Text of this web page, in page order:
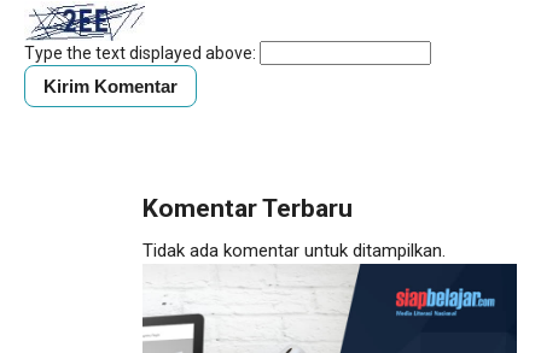
Type the text displayed above:
Komentar Terbaru
Tidak ada komentar untuk ditampilkan.